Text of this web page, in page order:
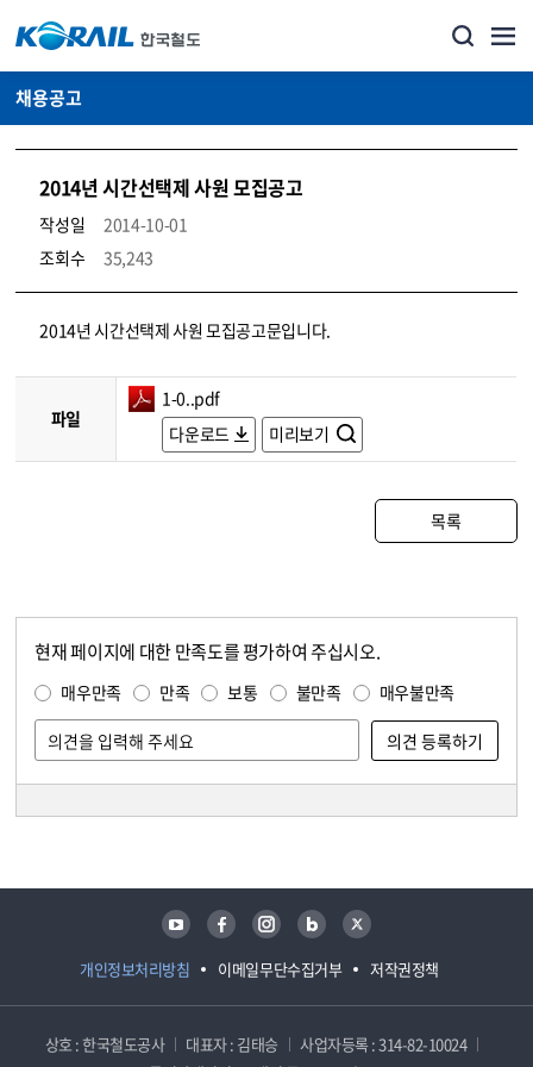
채용공고
2014년 시간선택제 사원 모집공고
작성일
2014-10-01
조회수
35,243
코레일소개_경영공시_채용공고 상세보기 – 내용, 파일, 담당자 연락처로 구성
2014년 시간선택제 사원 모집공고문입니다.
파일
1-0..pdf
다운로드
미리보기
목록
현재 페이지에 대한 만족도를 평가하여 주십시오.
매우만족 만족 보통 불만족 매우불만족
개인정보처리방침 이메일무단수집거부 저작권정책
유튜브 페이스북 인스타그램 블로그 트위터
상호 : 한국철도공사 대표자 : 김태승
사업자등록 : 314-82-10024